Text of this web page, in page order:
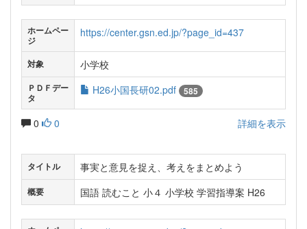
ホームペー
ジ
https://center.gsn.ed.jp/?page_id=437
対象 小学校
ＰＤＦデー
タ
H26小国長研02.pdf 585
0 0 詳細を表示
タイトル 事実と意見を捉え、考えをまとめよう
概要 国語 読むこと 小４ 小学校 学習指導案 H26